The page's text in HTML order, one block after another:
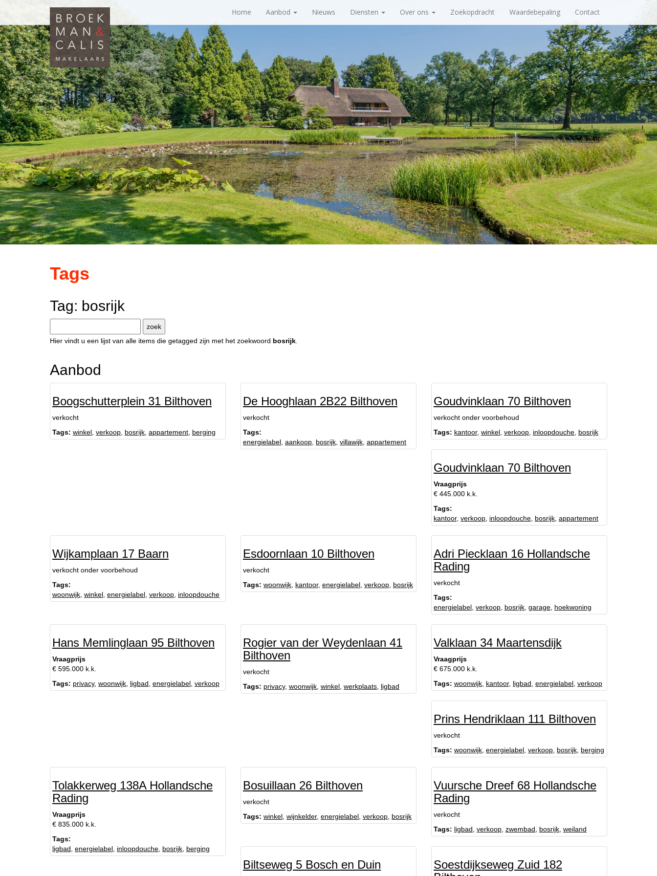
Home Aanbod Nieuws Diensten Over ons Zoekopdracht Waardebepaling Contact
Tags
Tag: bosrijk
Hier vindt u een lijst van alle items die getagged zijn met het zoekwoord bosrijk
Aanbod
Boogschutterplein 31 Bilthoven
verkocht
Tags: winkel verkoop bosrijk appartement berging
De Hooghlaan 2B22 Bilthoven
verkocht
Tags:
energielabel aankoop bosrijk villawijk appartement
Goudvinklaan 70 Bilthoven
verkocht onder voorbehoud
Tags: kantoor, winkel verkoop inloopdouche bosrijk
Goudvinklaan 70 Bilthoven
Vraagprijs
€ 445.000 k.k.
Tags:
kantoor, verkoop inloopdouche bosrijk appartement
Wijkamplaan 17 Baarn
verkocht onder voorbehoud
Tags:
woonwijk winkel energielabel verkoop inloopdouche
Esdoornlaan 10 Bilthoven
verkocht
Tags: woonwijk kantoor, energielabel verkoop bosrijk
Adri Piecklaan 16 Hollandsche
Rading
verkocht
Tags:
energielabel verkoop bosrijk garage hoekwoning
Hans Memlinglaan 95 Bilthoven
Vraagprijs
€ 595.000 k.k.
Tags: privacy, woonwijk ligbad energielabel verkoop
Rogier van der Weydenlaan 41
Bilthoven
verkocht
Tags: privacy, woonwijk winkel werkplaats ligbad
Valklaan 34 Maartensdijk
Vraagprijs
€ 675.000 k.k.
Tags: woonwijk kantoor, ligbad energielabel verkoop
Prins Hendriklaan 111 Bilthoven
verkocht
Tags: woonwijk energielabel verkoop bosrijk berging
Tolakkerweg 138A Hollandsche
Rading
Vraagprijs
€ 835.000 k.k.
Tags:
ligbad energielabel inloopdouche bosrijk berging
Bosuillaan 26 Bilthoven
verkocht
Tags: winkel wijnkelder, energielabel verkoop bosrijk
Vuursche Dreef 68 Hollandsche
Rading
verkocht
Tags: ligbad verkoop zwembad bosrijk weiland
Biltseweg 5 Bosch en Duin
Soestdijkseweg Zuid 182